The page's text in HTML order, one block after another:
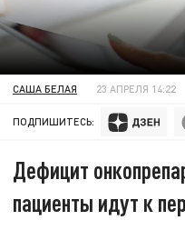
САША БЕЛАЯ 23 АПРЕЛЯ 14:22
ПОДПИШИТЕСЬ:
Дефицит
пациенты идут к